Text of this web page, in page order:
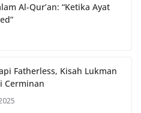
Al-Qur’an: “Ketika Ayat
Fatherless, Kisah Lukman
Cerminan